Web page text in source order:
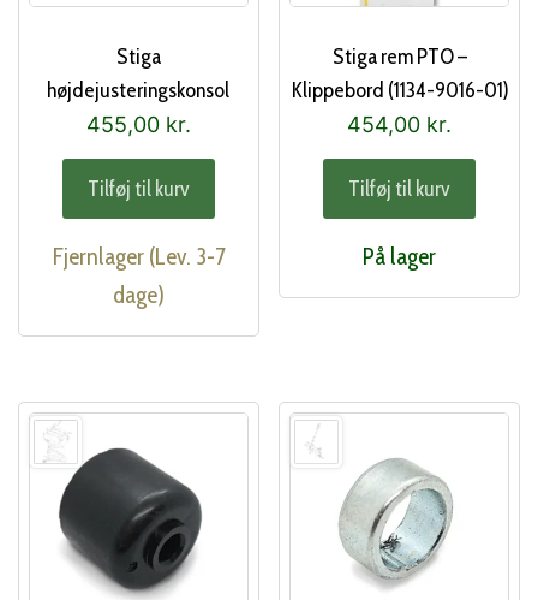
Stiga
højdejusteringskonsol
(1134-3011-01)
455,00 kr.
Tilføj til kurv
Fjernlager (Lev. 3-7
dage)
Stiga rem PTO –
Klippebord (1134-9016-01)
454,00 kr.
Tilføj til kurv
På lager